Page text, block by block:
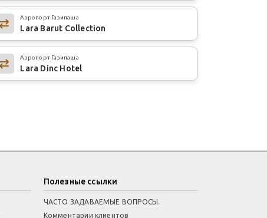
Аэропорт Газипаша
Lara Barut Collection
Аэропорт Газипаша
Lara Dinc Hotel
Полезные ссылки
ЧАСТО ЗАДАВАЕМЫЕ ВОПРОСЫ.
Комментарии клиентов